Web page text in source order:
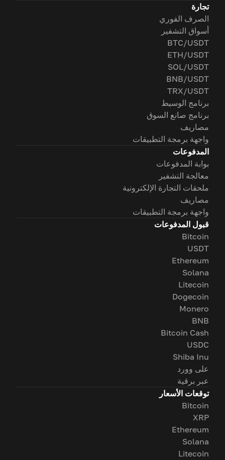
تجارة
الصرف الفوري
أسواق التشفير
BTC/USDT
ETH/USDT
SOL/USDT
BNB/USDT
TRX/USDT
برنامج الوسيط
برنامج صانع السوق
مصاريف
واجهة برمجة التطبيقات
المدفوعات
بوابة المدفوعات
معالجة التشفير
ملحقات التجارة الإلكترونية
مصاريف
واجهة برمجة التطبيقات
قبول المدفوعات
Bitcoin
USDT
Ethereum
Solana
Litecoin
Dogecoin
Monero
BNB
Bitcoin Cash
USDC
Shiba Inu
على وورد
عبر برقية
توقعات الأسعار
Bitcoin
XRP
Ethereum
Solana
Litecoin